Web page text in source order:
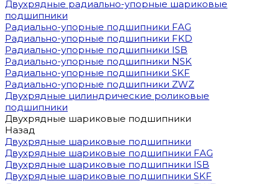
Двухрядные радиально-упорные шариковые
подшипники
Радиально-упорные подшипники FAG
Радиально-упорные подшипники FKD
Радиально-упорные подшипники ISB
Радиально-упорные подшипники NSK
Радиально-упорные подшипники SKF
Радиально-упорные подшипники ZWZ
Двухрядные цилиндрические роликовые
подшипники
Двухрядные шариковые подшипники
Назад
Двухрядные шариковые подшипники
Двухрядные шариковые подшипники FAG
Двухрядные шариковые подшипники ISB
Двухрядные шариковые подшипники SKF